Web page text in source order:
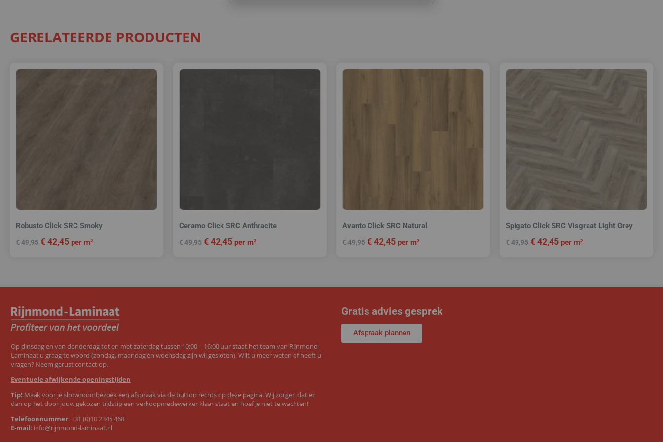
GERELATEERDE PRODUCTEN
Robusto Click SRC Smoky
€49,95 €42,45 per m²
Ceramo Click SRC Anthracite
€49,95 €42,45 per m²
Avanto Click SRC Natural
€49,95 €42,45 per m²
Spigato Click SRC Visgraat Light Grey
€49,95 €42,45 per m²
Op dinsdag en van donderdag tot en met zaterdag tussen 10:00 – 16:00 uur staat het team van Rijnmond-
Laminaat u graag te woord (zondag, maandag én woensdag zijn wij gesloten). Wilt u meer weten of heeft u
vragen? Neem gerust contact op.
Eventuele afwijkende openingstijden
Tip! Maak voor je showroombezoek een afspraak via de button rechts op deze pagina. Wij zorgen dat er
dan op het door jouw gekozen tijdstip een verkoopmedewerker klaar staat en hoef je niet te wachten!
Telefoonnummer:+31 (0)10 2345 468
E-mail: info@rijnmond-laminaat.nl
Gratis advies gesprek
Afspraak plannen